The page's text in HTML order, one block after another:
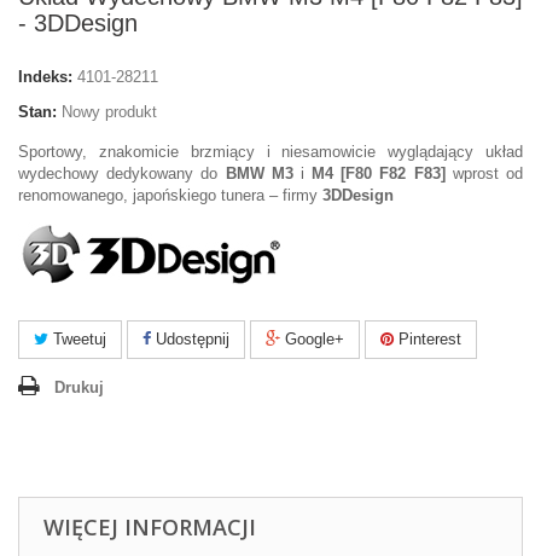
- 3DDesign
Indeks: 4101-28211
Stan: Nowy produkt
Sportowy, znakomicie brzmiący i niesamowicie wyglądający układ
wydechowy dedykowany do BMW M3 i M4 [F80 F82 F83] wprost od
renomowanego, japońskiego tunera – firmy 3DDesign
Tweetuj Udostępnij Google+ Pinterest
Drukuj
WIĘCEJ INFORMACJI